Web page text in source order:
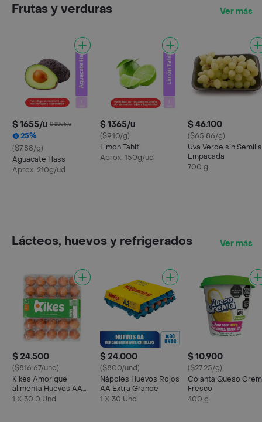
Frutas y verduras Ver más
$ 1655/u $ 2205/u
25%
($7.88/g)
Aguacate Hass
Aprox. 210g/ud
$ 1365/u
($9.10/g)
Limon Tahiti
Aprox. 150g/ud
$ 46.100
($65.86/g)
Uva Verde sin Semilla
Empacada
700 g
Lácteos, huevos y refrigerados Ver más
$ 24.500
($816.67/und)
Kikes Amor que
alimenta Huevos AA
Rojos L
1 X 30.0 Und
$ 24.000
($800/und)
Nápoles Huevos Rojos
AA Extra Grande
1 X 30 Und
$ 10.900
($27.25/g)
Colanta Queso
Fresco
400 g